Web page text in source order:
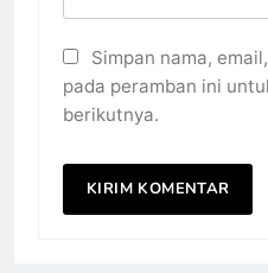
Simpan nama,
pada peramban ini
berikutnya.